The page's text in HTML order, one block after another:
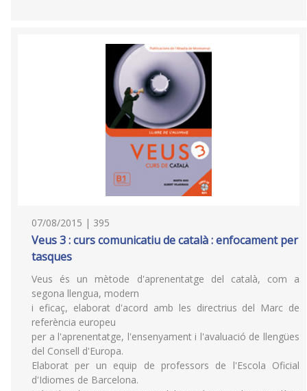
07/08/2015 | 395
Veus 3 : curs comunicatiu de català : enfocament per
tasques
Veus és un mètode d'aprenentatge del català, com a
segona llengua, modern
i eficaç, elaborat d'acord amb les directrius del Marc de
referència europeu
per a l'aprenentatge, l'ensenyament i l'avaluació de llengües
del Consell d'Europa.
Elaborat per un equip de professors de l'Escola Oficial
d'Idiomes de Barcelona.